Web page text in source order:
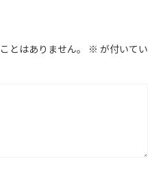
とはありません。 ※ が付いてい